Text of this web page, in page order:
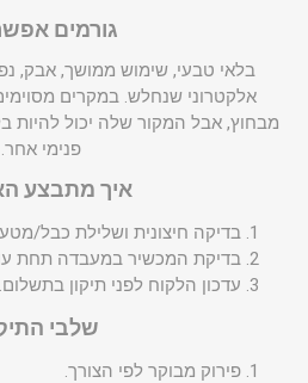
גורמים
בלאי טבעי, שימוש ממושך, אבק,
אלקטרוני שנחלש. במקרים
מבחוץ, אבל המקור שלה יכול להיות
פנימי אחר.
איך מתבצע
בדיקה חיצונית ושלילת כבל/
בדיקת המכשיר במעבדה תחת
עדכון הלקוח לפני תיקון בתשלום.
שלבי
פירוק מבוקר לפי הצורך.